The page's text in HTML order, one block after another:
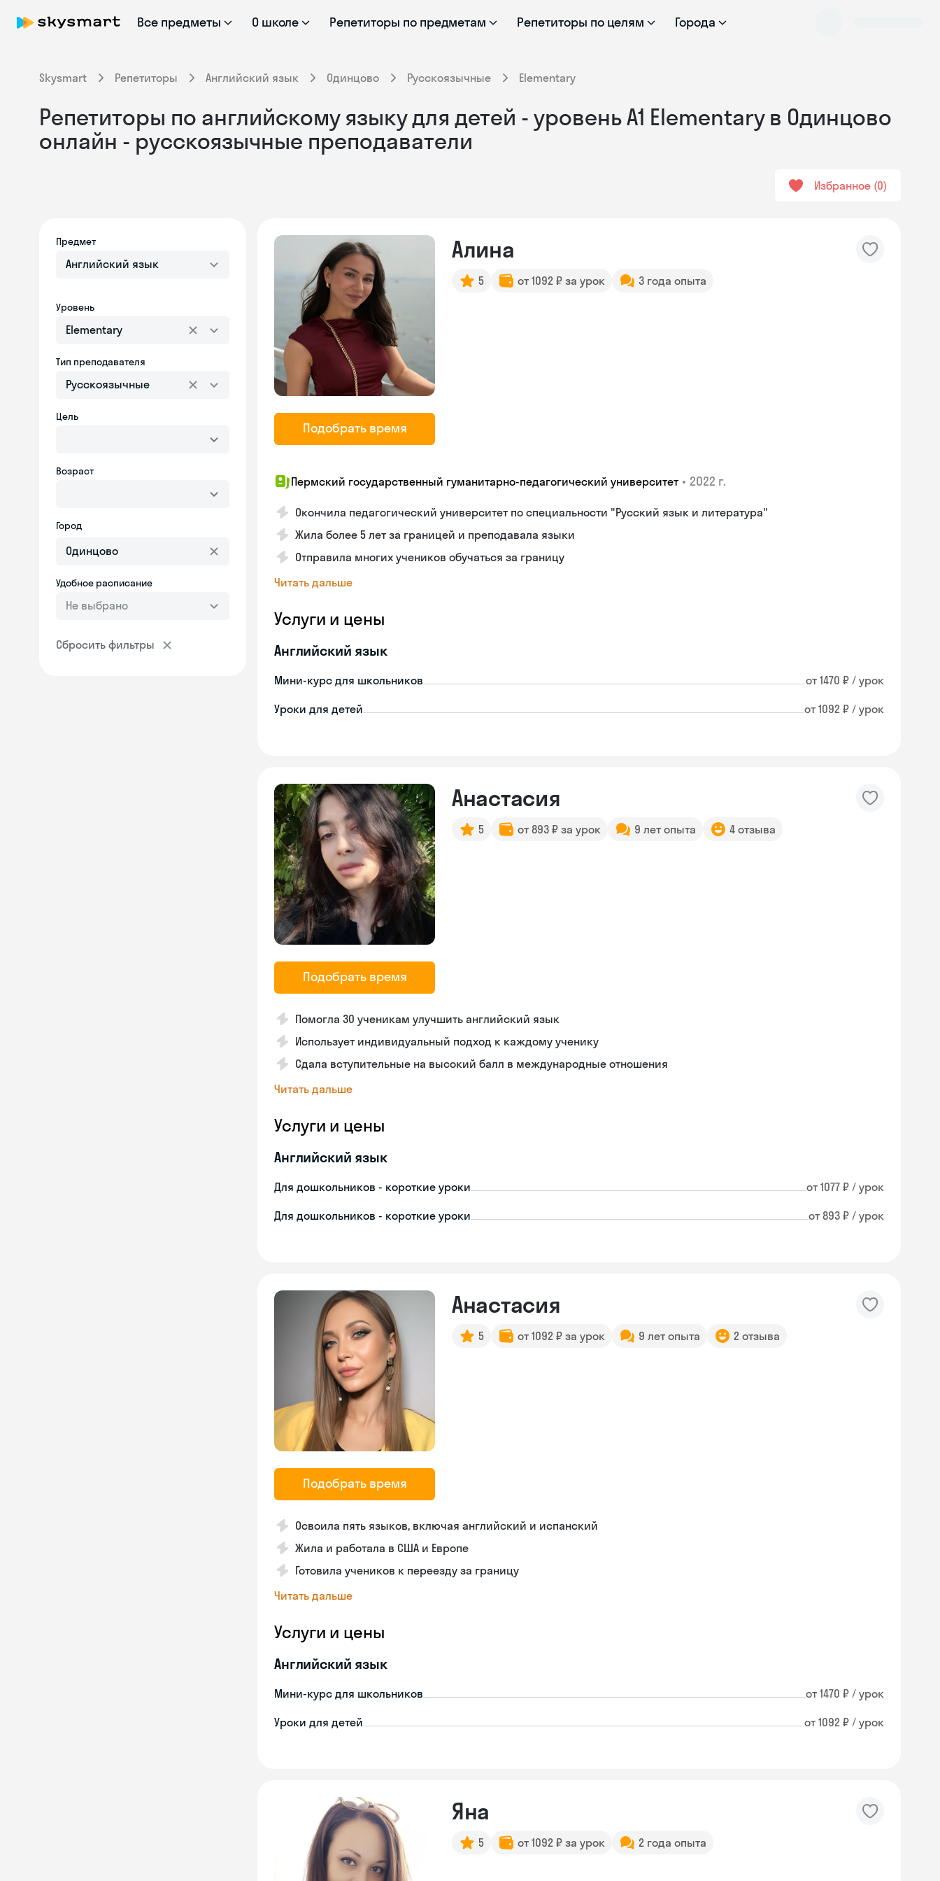
Все предметы О школе Репетиторы по предметам Репетиторы по целям Города
Skysmart Репетиторы Английский язык Одинцово Русскоязычные Elementary
Репетиторы по английскому языку для детей - уровень А1 Elementary в Одинцово
онлайн - русскоязычные преподаватели
Избранное 0
Предмет
Английский язык
Уровень
Elementary
Тип преподавателя
Русскоязычные
Цель
Возраст
Город
Удобное расписание
Не выбрано
Сбросить фильтры
Подобрать время
Алина
5 от 1092 ₽ за урок 3 года опыта
Пермский государственный гуманитарно-педагогический университет • 2022 г.
Окончила педагогический университет по специальности "Русский язык и литература"
Жила более 5 лет за границей и преподавала языки
Отправила многих учеников обучаться за границу
Читать дальше
Услуги и цены
Английский язык
Мини-курс для школьников от 1470 ₽ / урок
Уроки для детей от 1092 ₽ / урок
Подобрать время
Анастасия
5 от 893 ₽ за урок 9 лет опыта 4 отзыва
Помогла 30 ученикам улучшить английский язык
Использует индивидуальный подход к каждому ученику
Сдала вступительные на высокий балл в международные отношения
Читать дальше
Услуги и цены
Английский язык
Для дошкольников - короткие уроки от 1077 ₽ / урок
Для дошкольников - короткие уроки от 893 ₽ / урок
Подобрать время
Анастасия
5 от 1092 ₽ за урок 9 лет опыта 2 отзыва
Освоила пять языков, включая английский и испанский
Жила и работала в США и Европе
Готовила учеников к переезду за границу
Читать дальше
Услуги и цены
Английский язык
Мини-курс для школьников от 1470 ₽ / урок
Уроки для детей от 1092 ₽ / урок
Яна
5 от 1092 ₽ за урок 2 года опыта